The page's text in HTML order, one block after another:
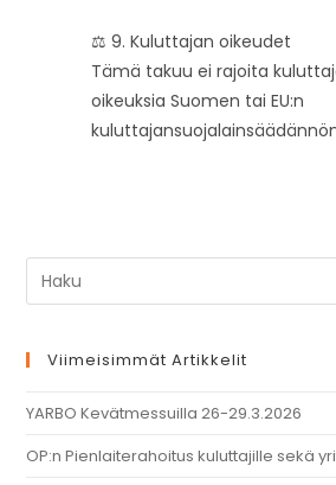
⚖️ 9. Kuluttajan oikeudet
Tämä takuu ei rajoita
oikeuksia Suomen tai EU:n
Viimeisimmät Artikkelit
YARBO Kevätmessuilla 26-29.3.2026
OP:n Pienlaiterahoitus kuluttajille sekä